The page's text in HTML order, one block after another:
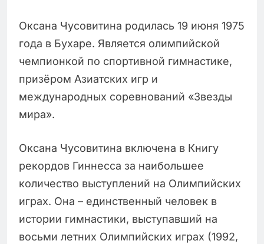
Оксана Чусовитина родилась 19 июня 1975
года в Бухаре. Является олимпийской
чемпионкой по спортивной гимнастике,
призёром Азиатских игр и
международных соревнований «Звезды
мира».
Оксана Чусовитина включена в Книгу
рекордов Гиннесса за наибольшее
количество выступлений на Олимпийских
играх. Она – единственный человек в
истории гимнастики, выступавший на
восьми летних Олимпийских играх (1992,